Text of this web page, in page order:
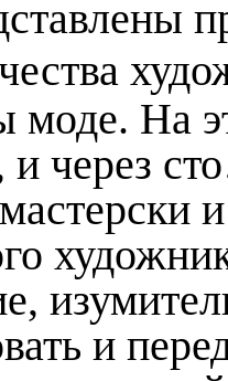
моде. На
и через
и